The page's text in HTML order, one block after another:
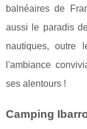
balnéaires de
aussi le paradis
nautiques, outre
l'ambiance
ses alentours !
Camping